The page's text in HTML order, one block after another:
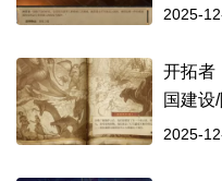
2025-
开拓者
国建设
2025-